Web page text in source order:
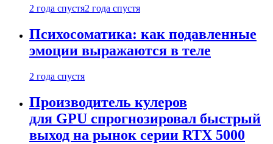
2 года спустя2 года спустя
Психосоматика: как подавленные
эмоции выражаются в теле
2 года спустя
Производитель кулеров
для GPU спрогнозировал быстрый
выход на рынок серии RTX 5000